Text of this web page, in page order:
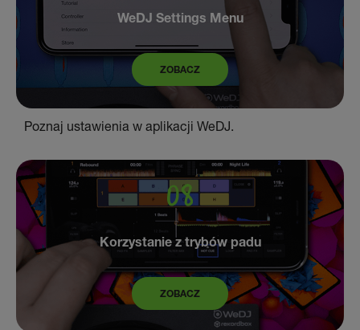
WeDJ Settings Menu
ZOBACZ
Poznaj ustawienia w aplikacji WeDJ.
Korzystanie z trybów padu
ZOBACZ